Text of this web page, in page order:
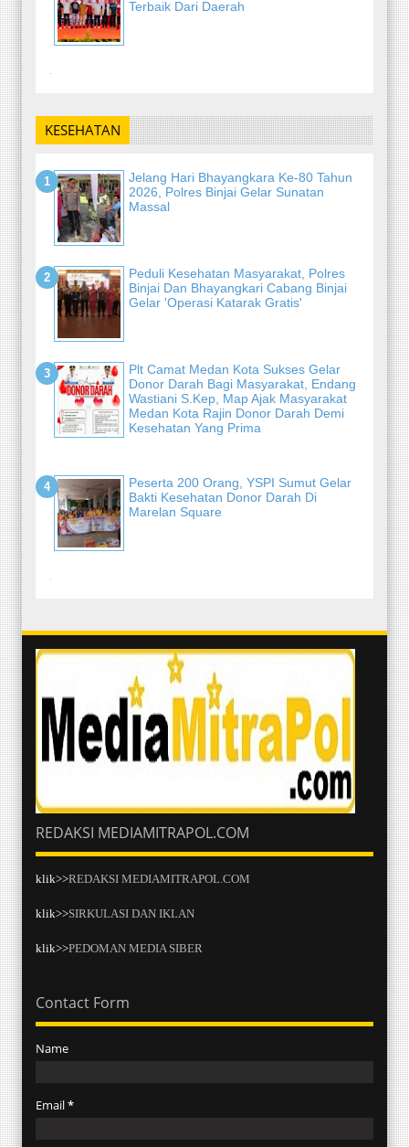
Terbaik Dari Daerah
-
KESEHATAN
Jelang Hari Bhayangkara Ke-80 Tahun
2026, Polres Binjai Gelar Sunatan
Massal
Peduli Kesehatan Masyarakat, Polres
Binjai Dan Bhayangkari Cabang Binjai
Gelar 'Operasi Katarak Gratis'
Plt Camat Medan Kota Sukses Gelar
Donor Darah Bagi Masyarakat, Endang
Wastiani S.Kep, Map Ajak Masyarakat
Medan Kota Rajin Donor Darah Demi
Kesehatan Yang Prima
Peserta 200 Orang, YSPI Sumut Gelar
Bakti Kesehatan Donor Darah Di
Marelan Square
-
REDAKSI MEDIAMITRAPOL.COM
klik>>REDAKSI MEDIAMITRAPOL.COM
klik>>SIRKULASI DAN IKLAN
klik>>PEDOMAN MEDIA SIBER
Contact Form
Name
Email*